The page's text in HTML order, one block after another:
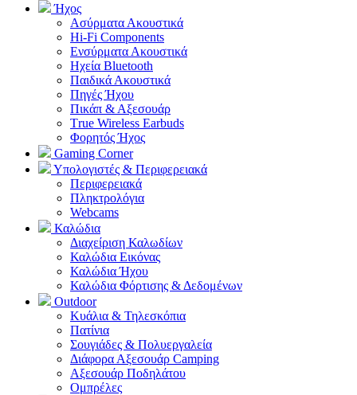
Ήχος
Ασύρματα Ακουστικά
Hi-Fi Components
Ενσύρματα Ακουστικά
Ηχεία Bluetooth
Παιδικά Ακουστικά
Πηγές Ήχου
Πικάπ & Αξεσουάρ
Τrue Wireless Earbuds
Φορητός Ήχος
Gaming Corner
Υπολογιστές & Περιφερειακά
Περιφερειακά
Πληκτρολόγια
Webcams
Καλώδια
Διαχείριση Καλωδίων
Καλώδια Εικόνας
Καλώδια Ήχου
Καλώδια Φόρτισης & Δεδομένων
Outdoor
Κυάλια & Τηλεσκόπια
Πατίνια
Σουγιάδες & Πολυεργαλεία
Διάφορα Αξεσουάρ Camping
Αξεσουάρ Ποδηλάτου
Ομπρέλες